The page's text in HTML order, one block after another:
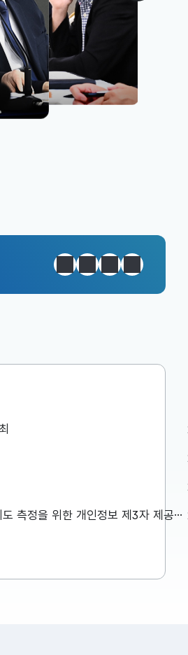
정지이전다음일일경제지
철 부총리, 창신동 쪽방촌을
생활환경을 점검하였습니다. 보
「2026년 민원서비스 종합평가」 고충민원 만족도‧신뢰도 측정을 위한 개인정보 제3자 제공사항 공고